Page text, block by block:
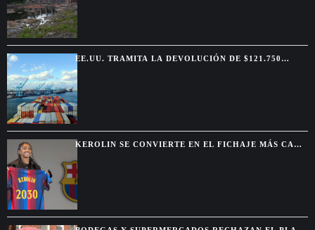
EE.UU. TRAMITA LA DEVOLUCIÓN DE $121.750
MILLONES POR ARANCELES ANULADOS
KEROLIN SE CONVIERTE EN EL FICHAJE MÁS CARO